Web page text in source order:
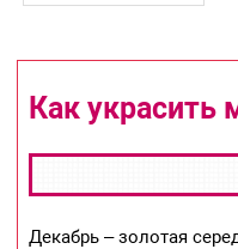
Как украсить
Декабрь – золотая